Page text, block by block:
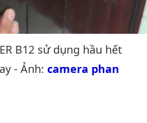
B12 sử dụng hầu hết
- Ảnh: camera phan